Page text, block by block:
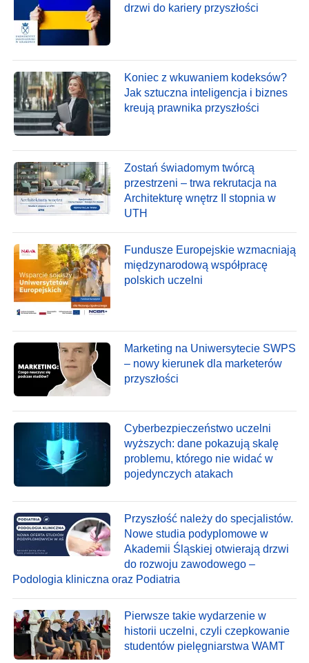
drzwi do kariery przyszłości
Koniec z wkuwaniem kodeksów?
Jak sztuczna inteligencja i biznes
kreują prawnika przyszłości
Zostań świadomym twórcą
przestrzeni – trwa rekrutacja na
Architekturę wnętrz II stopnia w
UTH
Fundusze Europejskie wzmacniają
międzynarodową współpracę
polskich uczelni
Marketing na Uniwersytecie SWPS
– nowy kierunek dla marketerów
przyszłości
Cyberbezpieczeństwo uczelni
wyższych: dane pokazują skalę
problemu, którego nie widać w
pojedynczych atakach
Przyszłość należy do specjalistów.
Nowe studia podyplomowe w
Akademii Śląskiej otwierają drzwi
do rozwoju zawodowego –
Podologia kliniczna oraz Podiatria
Pierwsze takie wydarzenie w
historii uczelni, czyli czepkowanie
studentów pielęgniarstwa WAMT